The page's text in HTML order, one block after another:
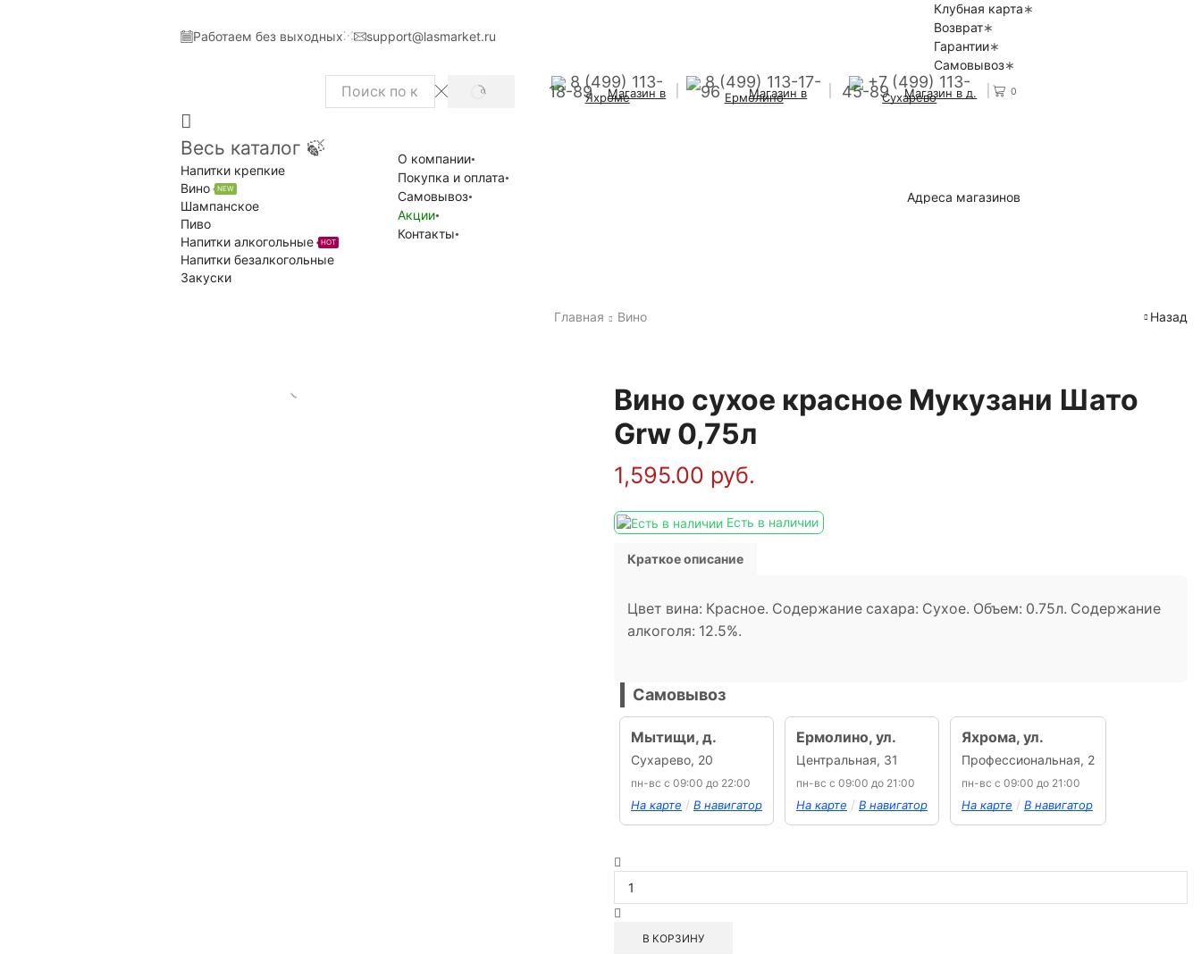
Работаем без выходных support@lasmarket.ru
Клубная карта
Возврат
Гарантии
Самовывоз
Search
SEARCH
8 (499) 113-
18-89 Магазин в
Яхроме
8 (499) 113-17-
96 Магазин в
Ермолино
+7 (499) 113-
45-89 Магазин в д.
Сухарево 0
Весь каталог 🍃
Напитки крепкие
Вино
NEW
Шампанское
Пиво
Напитки алкогольные
HOT
Напитки безалкогольные
Закуски
О компании
Покупка и оплата
Самовывоз
Акции
Контакты
Адреса магазинов
Главная Вино Назад
Вино сухое красное Мукузани Шато
Grw 0,75л
1,595.00 руб.
Есть в наличии
Краткое описание
Цвет вина: Красное. Содержание сахара: Сухое. Объем: 0.75л. Содержание
алкоголя: 12.5%.
Самовывоз
Мытищи, д.
Сухарево, 20
пн-вс с 09:00 до 22:00
На карте / В навигатор
Ермолино, ул.
Центральная, 31
пн-вс с 09:00 до 21:00
На карте / В навигатор
Яхрома, ул.
Профессиональная, 2
пн-вс с 09:00 до 21:00
На карте / В навигатор
товара
Вино
красное
В КОРЗИНУ